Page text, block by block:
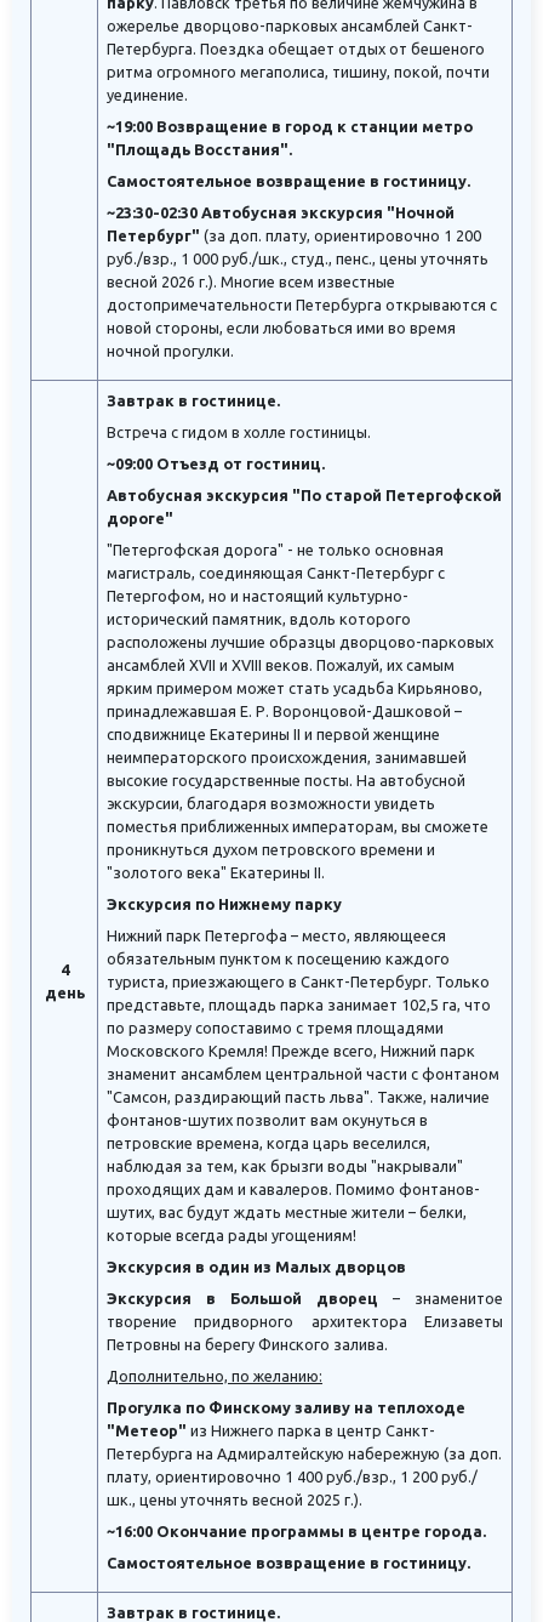
ожерелье дворцово-парковых ансамблей Санкт-
Петербурга. Поездка обещает отдых от бешеного
ритма огромного мегаполиса, тишину, покой, почти
уединение.
~19:00 Возвращение в город к станции метро
"Площадь Восстания".
Самостоятельное возвращение в гостиницу.
~23:30-02:30 Автобусная экскурсия "Ночной
Петербург" (за доп. плату, ориентировочно 1 200
руб./взр., 1 000 руб./шк., студ., пенс., цены уточнять
весной 2026 г.). Многие всем известные
достопримечательности Петербурга открываются с
новой стороны, если любоваться ими во время
ночной прогулки.
4
день
Завтрак в гостинице.
Встреча с гидом в холле гостиницы.
~09:00 Отъезд от гостиниц.
Автобусная экскурсия "По старой Петергофской
дороге"
"Петергофская дорога" - не только основная
магистраль, соединяющая Санкт-Петербург с
Петергофом, но и настоящий культурно-
исторический памятник, вдоль которого
расположены лучшие образцы дворцово-парковых
ансамблей XVII и XVIII веков. Пожалуй, их самым
ярким примером может стать усадьба Кирьяново,
принадлежавшая Е. Р. Воронцовой-Дашковой –
сподвижнице Екатерины II и первой женщине
неимператорского происхождения, занимавшей
высокие государственные посты. На автобусной
экскурсии, благодаря возможности увидеть
поместья приближенных императорам, вы сможете
проникнуться духом петровского времени и
"золотого века" Екатерины II.
Экскурсия по Нижнему парку
Нижний парк Петергофа – место, являющееся
обязательным пунктом к посещению каждого
туриста, приезжающего в Санкт-Петербург. Только
представьте, площадь парка занимает 102,5 га, что
по размеру сопоставимо с тремя площадями
Московского Кремля! Прежде всего, Нижний парк
знаменит ансамблем центральной части с фонтаном
"Самсон, раздирающий пасть льва". Также, наличие
фонтанов-шутих позволит вам окунуться в
петровские времена, когда царь веселился,
наблюдая за тем, как брызги воды "накрывали"
проходящих дам и кавалеров. Помимо фонтанов-
шутих, вас будут ждать местные жители – белки,
которые всегда рады угощениям!
Экскурсия в один из Малых дворцов
Экскурсия в Большой дворец – знаменитое
творение придворного архитектора Елизаветы
Петровны на берегу Финского залива.
Дополнительно, по желанию:
Прогулка по Финскому заливу на теплоходе
"Метеор" из Нижнего парка в центр Санкт-
Петербурга на Адмиралтейскую набережную (за доп.
плату, ориентировочно 1 400 руб./взр., 1 200 руб./
шк., цены уточнять весной 2025 г.).
~16:00 Окончание программы в центре города.
Самостоятельное возвращение в гостиницу.
Завтрак в гостинице.